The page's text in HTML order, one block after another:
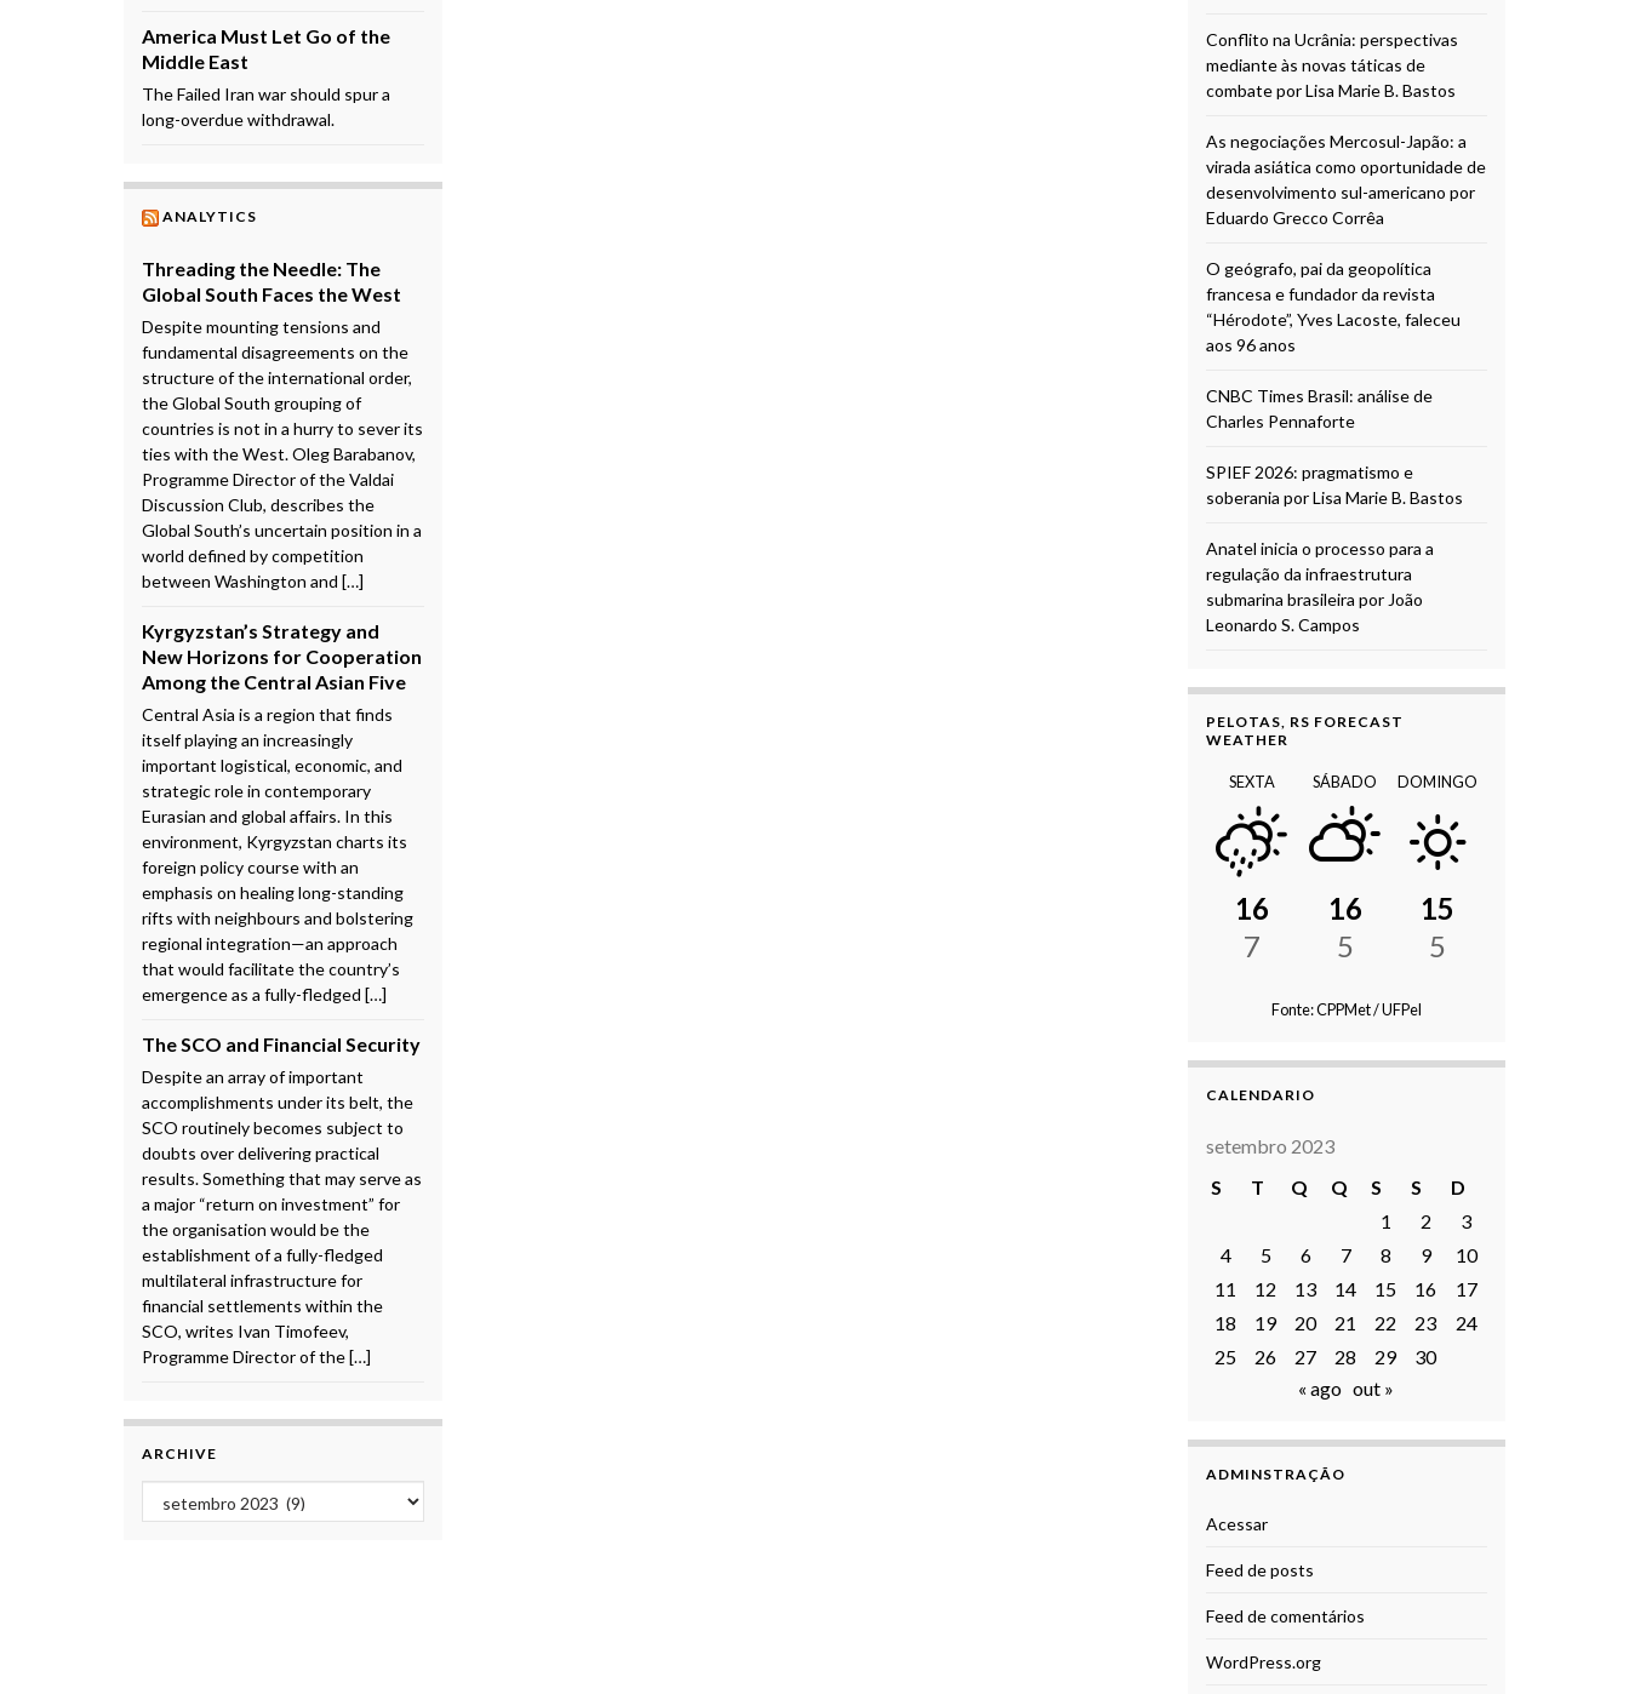
America Must Let Go of the
Middle East
The Failed Iran war should spur a
long-overdue withdrawal.
ANALYTICS
Threading the Needle: The
Global South Faces the West
Despite mounting tensions and
fundamental disagreements on the
structure of the international order,
the Global South grouping of
countries is not in a hurry to sever its
ties with the West. Oleg Barabanov,
Programme Director of the Valdai
Discussion Club, describes the
Global South’s uncertain position in a
world defined by competition
between Washington and […]
Kyrgyzstan’s Strategy and
New Horizons for Cooperation
Among the Central Asian Five
Central Asia is a region that finds
itself playing an increasingly
important logistical, economic, and
strategic role in contemporary
Eurasian and global affairs. In this
environment, Kyrgyzstan charts its
foreign policy course with an
emphasis on healing long-standing
rifts with neighbours and bolstering
regional integration—an approach
that would facilitate the country’s
emergence as a fully-fledged […]
The SCO and Financial Security
Despite an array of important
accomplishments under its belt, the
SCO routinely becomes subject to
doubts over delivering practical
results. Something that may serve as
a major “return on investment” for
the organisation would be the
establishment of a fully-fledged
multilateral infrastructure for
financial settlements within the
SCO, writes Ivan Timofeev,
Programme Director of the […]
ARCHIVE
Archive
Conflito na Ucrânia: perspectivas
mediante às novas táticas de
combate por Lisa Marie B. Bastos
As negociações Mercosul-Japão: a
virada asiática como oportunidade de
desenvolvimento sul-americano por
Eduardo Grecco Corrêa
O geógrafo, pai da geopolítica
francesa e fundador da revista
“Hérodote”, Yves Lacoste, faleceu
aos 96 anos
CNBC Times Brasil: análise de
Charles Pennaforte
SPIEF 2026: pragmatismo e
soberania por Lisa Marie B. Bastos
Anatel inicia o processo para a
regulação da infraestrutura
submarina brasileira por João
Leonardo S. Campos
PELOTAS, RS FORECAST
WEATHER
SEXTA
16
7
SÁBADO
16
5
DOMINGO
15
5
Fonte: CPPMet / UFPel
CALENDARIO
setembro 2023
S
T Q Q S S
D
1
2
3
4
5 6 7 8 9
10
11
12 13 14 15 16
17
18
19 20 21 22 23
24
25
26 27 28 29
30
« ago out »
ADMINSTRAÇÃO
Acessar
Feed de posts
Feed de comentários
WordPress.org